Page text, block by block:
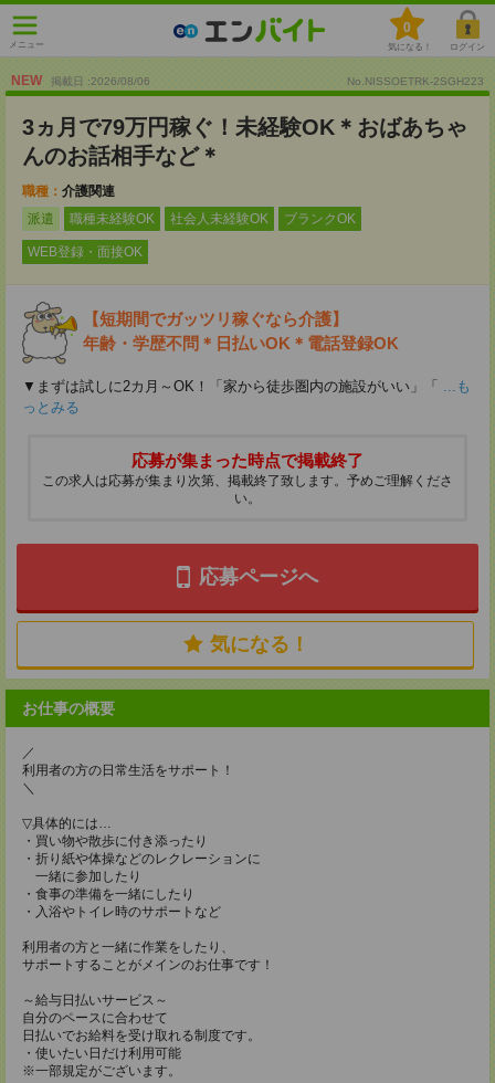
メニュー
0
気になる！ ログイン
NEW 掲載日 :2026/08/06 No.NISSOETRK-2SGH223
3ヵ月で79万円稼ぐ！未経験OK＊おばあちゃ
んのお話相手など＊
職種： 介護関連
派遣
職種未経験OK 社会人未経験OK ブランクOK
WEB登録・面接OK
【短期間でガッツリ稼ぐなら介護】
年齢・学歴不問＊日払いOK＊電話登録OK
▼まずは試しに2カ月～OK！「家から徒歩圏内の施設がいい」「 ...も
っとみる
応募が集まった時点で掲載終了
この求人は応募が集まり次第、掲載終了致します。予めご理解くださ
い。
応募ページへ
気になる！
お仕事の概要
／
利用者の方の日常生活をサポート！
＼
▽具体的には…
・買い物や散歩に付き添ったり
・折り紙や体操などのレクレーションに
一緒に参加したり
・食事の準備を一緒にしたり
・入浴やトイレ時のサポートなど
利用者の方と一緒に作業をしたり、
サポートすることがメインのお仕事です！
～給与日払いサービス～
自分のペースに合わせて
日払いでお給料を受け取れる制度です。
・使いたい日だけ利用可能
※一部規定がございます。